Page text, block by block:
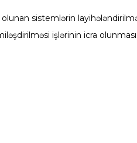
sistemlərin
işlərinin icra olunması.